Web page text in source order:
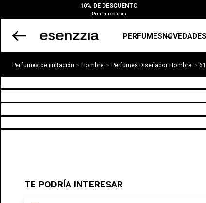
10% DE DESCUENTO
Primera compra
PERFUMESNOVEDADES
Perfumes de imitación Hombre Perfumes Diseñador Hombre
TE PODRÍA INTERESAR